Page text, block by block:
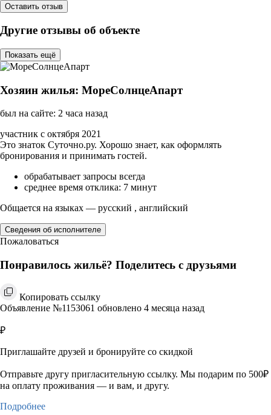
Оставить отзыв
Другие отзывы об объекте
Показать ещё
Хозяин жилья: МореСолнцеАпарт
был на сайте: 2 часа назад
участник с октября 2021
Это знаток Суточно.ру. Хорошо знает, как оформлять
бронирования и принимать гостей.
обрабатывает запросы всегда
среднее время отклика: 7 минут
Общается на языках — русский , английский
Сведения об исполнителе
Пожаловаться
Понравилось жильё? Поделитесь с друзьями
Копировать ссылку
Объявление №1153061 обновлено 4 месяца назад
₽
Приглашайте друзей и бронируйте со скидкой
Отправьте другу пригласительную ссылку. Мы подарим по 500₽
на оплату проживания — и вам, и другу.
Подробнее